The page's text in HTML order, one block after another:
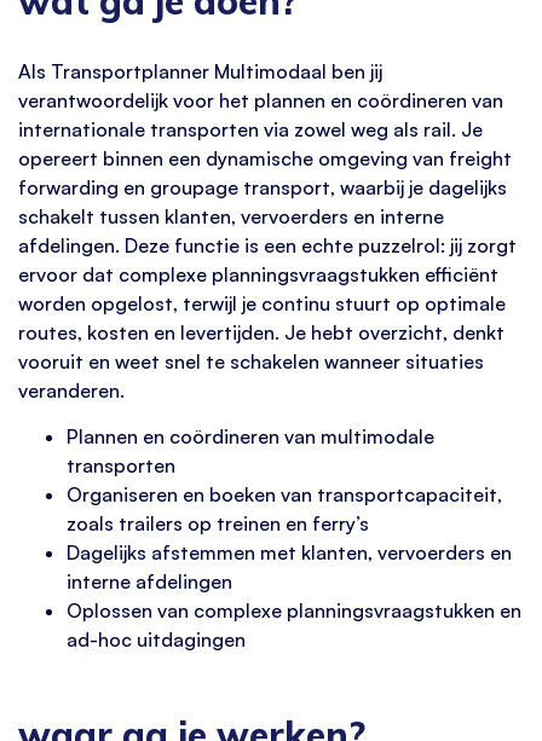
Als Transportplanner Multimodaal ben jij
verantwoordelijk voor het plannen en coördineren van
internationale transporten via zowel weg als rail. Je
opereert binnen een dynamische omgeving van freight
forwarding en groupage transport, waarbij je dagelijks
schakelt tussen klanten, vervoerders en interne
afdelingen. Deze functie is een echte puzzelrol: jij zorgt
ervoor dat complexe planningsvraagstukken efficiënt
worden opgelost, terwijl je continu stuurt op optimale
routes, kosten en levertijden. Je hebt overzicht, denkt
vooruit en weet snel te schakelen wanneer situaties
veranderen.
Plannen en coördineren van multimodale
transporten
Organiseren en boeken van transportcapaciteit,
zoals trailers op treinen en ferry’s
Dagelijks afstemmen met klanten, vervoerders en
interne afdelingen
Oplossen van complexe planningsvraagstukken en
ad-hoc uitdagingen